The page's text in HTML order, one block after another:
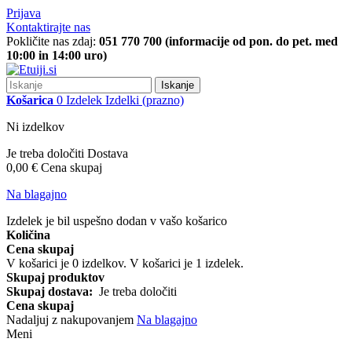
Prijava
Kontaktirajte nas
Pokličite nas zdaj: 051 770 700 (informacije od pon. do pet. med
10:00 in 14:00 uro)
Iskanje
Košarica 0 Izdelek Izdelki (prazno)
Ni izdelkov
Je treba določiti Dostava
0,00 € Cena skupaj
Na blagajno
Izdelek je bil uspešno dodan v vašo košarico
Količina
Cena skupaj
V košarici je 0 izdelkov. V košarici je 1 izdelek.
Skupaj produktov
Skupaj dostava: Je treba določiti
Cena skupaj
Nadaljuj z nakupovanjem Na blagajno
Meni